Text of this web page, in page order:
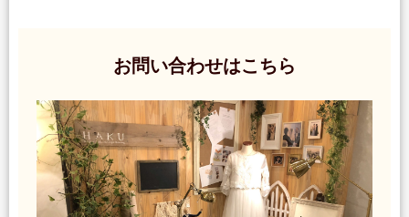
お問い合わせはこちら